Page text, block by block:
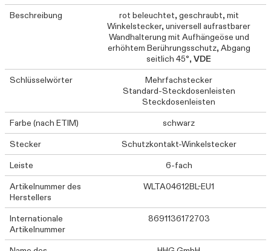
Beschreibung
rot beleuchtet, geschraubt, mit
Winkelstecker, universell aufrastbarer
Wandhalterung mit Aufhängeöse und
erhöhtem Berührungsschutz, Abgang
seitlich 45°,VDE
Schlüsselwörter
Mehrfachstecker
Standard-Steckdosenleisten
Steckdosenleisten
Farbe (nach ETIM)
schwarz
Stecker
Schutzkontakt-Winkelstecker
Leiste
6-fach
Artikelnummer des
Herstellers
WLTA04612BL-EU1
Internationale
Artikelnummer
8691136172703